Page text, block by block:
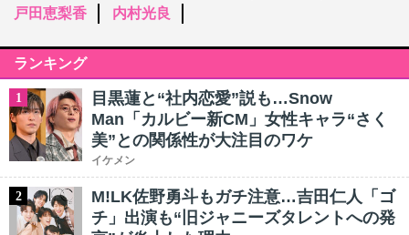
戸田恵梨香
内村光良
ランキング
1
目黒蓮と“社内恋愛”説も…Snow
Man「カルビー新CM」女性キャラ“さく
美”との関係性が大注目のワケ
イケメン
2
M!LK佐野勇斗もガチ注意…吉田仁人「ゴ
チ」出演も“旧ジャニーズタレントへの発